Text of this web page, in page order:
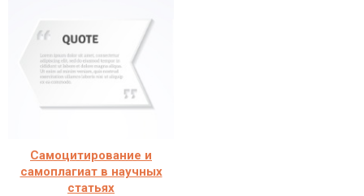
Самоцитирование и
самоплагиат в научных
статьях